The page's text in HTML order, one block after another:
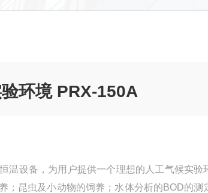
环境 PRX-150A
温设备，为用户提供一个理想的人工气候实验
；昆虫及小动物的饲养；水体分析的BOD的测